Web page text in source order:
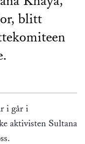
blitt
i går i
aktivisten Sultana